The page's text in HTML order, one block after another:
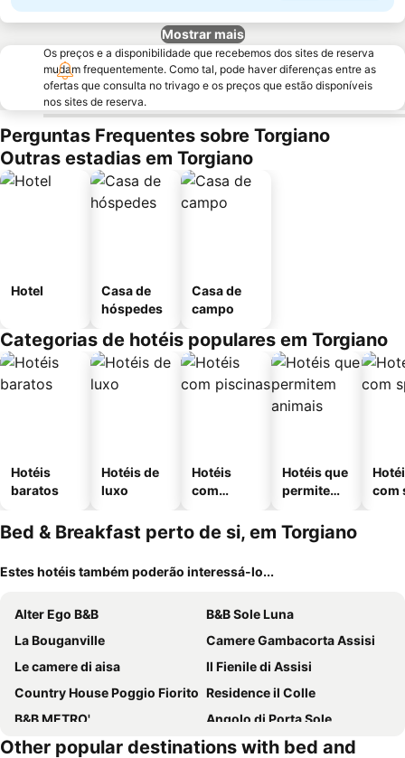
Mostrar mais
Os preços e a disponibilidade que recebemos dos sites de reserva
mudam frequentemente. Como tal, pode haver diferenças entre as
ofertas que consulta no trivago e os preços que estão disponíveis
nos sites de reserva.
Perguntas Frequentes sobre Torgiano
Outras estadias em Torgiano
Hotel
Casa de
hóspedes
Casa de
campo
Categorias de hotéis populares em Torgiano
Hotéis
baratos
Hotéis de
luxo
Hotéis
com
Hotéis que
permitem
com
Bed & Breakfast perto de si, em Torgiano
Estes hotéis também poderão interessá-lo...
Alter Ego B&B
B&B Sole Luna
La Bouganville
Camere Gambacorta Assisi
Le camere di aisa
Il Fienile di Assisi
Country House Poggio Fiorito Residence il Colle
B&B METRO'
Angolo di Porta Sole
B&B Signora Minù
la dimora degli angeli
Other popular destinations with bed and